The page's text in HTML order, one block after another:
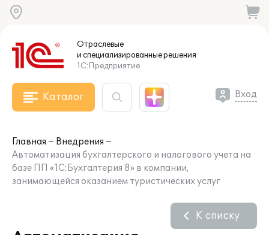
Отраслевые
и специализированныерешения
1С:Предприятие
Каталог Вход
Главная
Внедрения
Автоматизация бухгалтерского и налогового учета на
базе ПП «1С:Бухгалтерия 8» в компании,
занимающейся оказанием туристических услуг
К списку